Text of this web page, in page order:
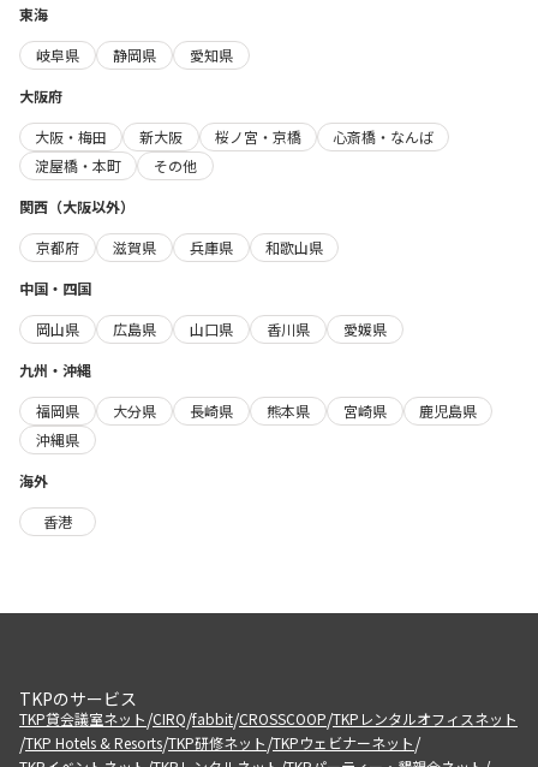
東海
岐阜県
静岡県
愛知県
大阪府
大阪・梅田
新大阪 桜ノ宮・京橋
心斎橋・なんば
淀屋橋・本町
その他
関西（大阪以外）
京都府
滋賀県 兵庫県
和歌山県
中国・四国
岡山県
広島県 山口県 香川県
愛媛県
九州・沖縄
福岡県
大分県 長崎県 熊本県 宮崎県
鹿児島県
沖縄県
海外
香港
TKPのサービス
TKP貸会議室ネット/CIRQ/fabbit/CROSSCOOP/TKPレンタルオフィスネット
/TKP Hotels & Resorts/TKP研修ネット/TKPウェビナーネット/